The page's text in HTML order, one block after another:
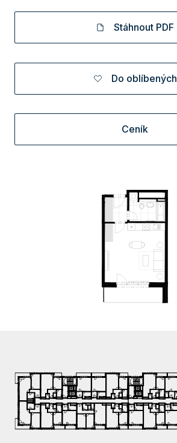
Stáhnout PDF
Do oblíbených
Ceník